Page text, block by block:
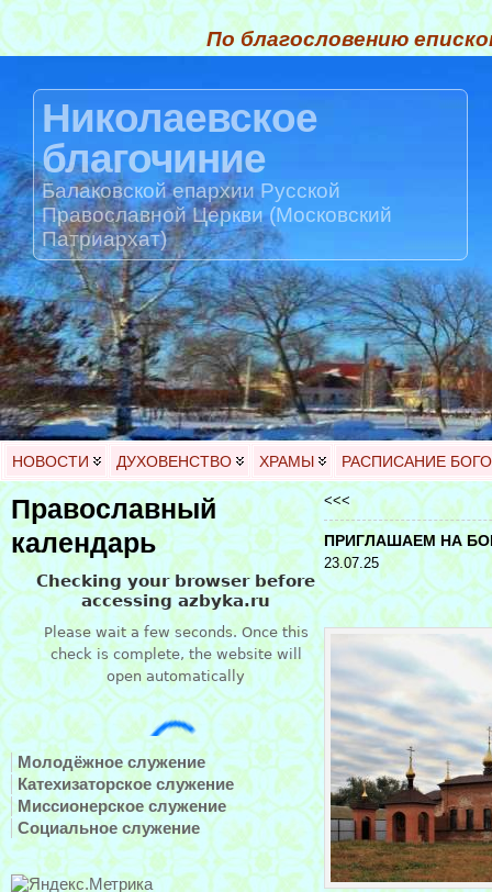
По благословению
Николаевское
благочиние
Балаковской епархии Русской
Православной Церкви (Московский
Патриархат)
НОВОСТИ ДУХОВЕНСТВО ХРАМЫ РАСПИСАНИЕ
Православный
календарь
Молодёжное служение
Катехизаторское служение
Миссионерское служение
Социальное служение
<<<
ПРИГЛАШАЕМ НА
23.07.25